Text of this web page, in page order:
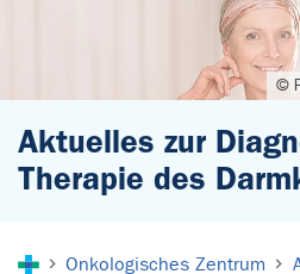
©
Aktuelles zur
Therapie des
Onkologisches Zentrum